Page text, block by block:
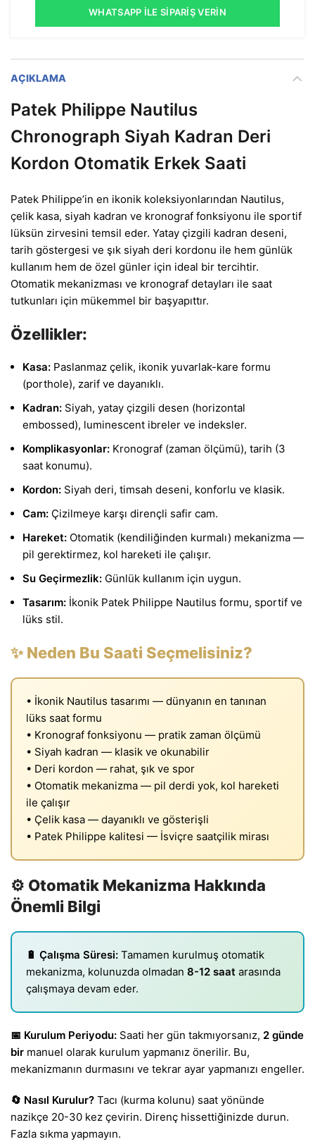
WHATSAPP İLE SIPARIŞ VERIN
AÇIKLAMA
Patek Philippe Nautilus
Chronograph Siyah Kadran Deri
Kordon Otomatik Erkek Saati
Patek Philippe’in en ikonik koleksiyonlarından Nautilus,
çelik kasa, siyah kadran ve kronograf fonksiyonu ile sportif
lüksün zirvesini temsil eder. Yatay çizgili kadran deseni,
tarih göstergesi ve şık siyah deri kordonu ile hem günlük
kullanım hem de özel günler için ideal bir tercihtir.
Otomatik mekanizması ve kronograf detayları ile saat
tutkunları için mükemmel bir başyapıttır.
Özellikler:
Kasa: Paslanmaz çelik, ikonik yuvarlak-kare formu
(porthole), zarif ve dayanıklı.
Kadran: Siyah, yatay çizgili desen (horizontal
embossed), luminescent ibreler ve indeksler.
Komplikasyonlar: Kronograf (zaman ölçümü), tarih (3
saat konumu).
Kordon: Siyah deri, timsah deseni, konforlu ve klasik.
Cam: Çizilmeye karşı dirençli safir cam.
Hareket: Otomatik (kendiliğinden kurmalı) mekanizma —
pil gerektirmez, kol hareketi ile çalışır.
Su Geçirmezlik: Günlük kullanım için uygun.
Tasarım: İkonik Patek Philippe Nautilus formu, sportif ve
lüks stil.
✨ Neden Bu Saati Seçmelisiniz?
• İkonik Nautilus tasarımı — dünyanın en tanınan
lüks saat formu
• Kronograf fonksiyonu — pratik zaman ölçümü
• Siyah kadran — klasik ve okunabilir
• Deri kordon — rahat, şık ve spor
• Otomatik mekanizma — pil derdi yok, kol hareketi
ile çalışır
• Çelik kasa — dayanıklı ve gösterişli
• Patek Philippe kalitesi — İsviçre saatçilik mirası
⚙️ Otomatik Mekanizma Hakkında
Önemli Bilgi
🔋 Çalışma Süresi: Tamamen kurulmuş otomatik
mekanizma, kolunuzda olmadan 8-12 saat arasında
çalışmaya devam eder.
📅 Kurulum Periyodu: Saati her gün takmıyorsanız, 2 günde
bir manuel olarak kurulum yapmanız önerilir. Bu,
mekanizmanın durmasını ve tekrar ayar yapmanızı engeller.
🔄 Nasıl Kurulur? Tacı (kurma kolunu) saat yönünde
nazikçe 20-30 kez çevirin. Direnç hissettiğinizde durun.
Fazla sıkma yapmayın.